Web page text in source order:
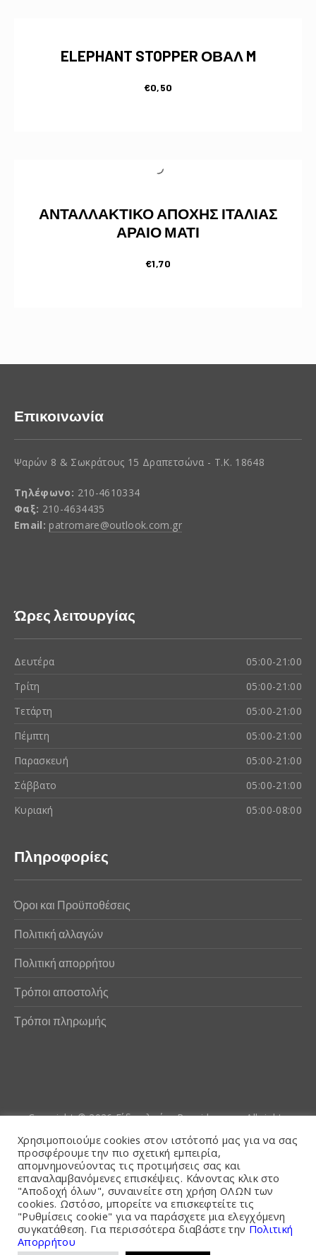
ELEPHANT STOPPER ΟΒΑΛ M
€0,50
ΑΝΤΑΛΛΑΚΤΙΚΟ ΑΠΟΧΗΣ ΙΤΑΛΙΑΣ
ΑΡΑΙΟ ΜΑΤΙ
€1,70
Επικοινωνία
Ψαρών 8 & Σωκράτους 15 Δραπετσώνα - Τ.Κ. 18648
Τηλέφωνο: 210-4610334
Φαξ: 210-4634435
Email: patromare@outlook.com.gr
Ώρες λειτουργίας
Δευτέρα
05:00-21:00
Τρίτη
05:00-21:00
Τετάρτη
05:00-21:00
Πέμπτη
05:00-21:00
Παρασκευή
05:00-21:00
Σάββατο
05:00-21:00
Κυριακή
05:00-08:00
Πληροφορίες
Όροι και Προϋποθέσεις
Πολιτική αλλαγών
Πολιτική απορρήτου
Τρόποι αποστολής
Τρόποι πληρωμής
Copyright © 2026Είδη αλιείας Poseidwnn.gr. All rights
reserved. Powered by
PlexusCore
Όροι και Προϋποθέσεις
Χρησιμοποιούμε cookies στον ιστότοπό μας για να σας
προσφέρουμε την πιο σχετική εμπειρία,
απομνημονεύοντας τις προτιμήσεις σας και
επαναλαμβανόμενες επισκέψεις. Κάνοντας κλικ στο
"Αποδοχή όλων", συναινείτε στη χρήση ΟΛΩΝ των
cookies. Ωστόσο, μπορείτε να επισκεφτείτε τις
"Ρυθμίσεις cookie" για να παράσχετε μια ελεγχόμενη
συγκατάθεση. Για περισσότερα διαβάστε την Πολιτική
Απορρήτου